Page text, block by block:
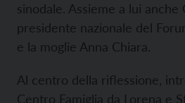
sinodale. Assieme a lui anche
presidente nazionale del
e la moglie Anna Chiara.
Al centro della riflessione,
Centro Famiglia da Lorena e